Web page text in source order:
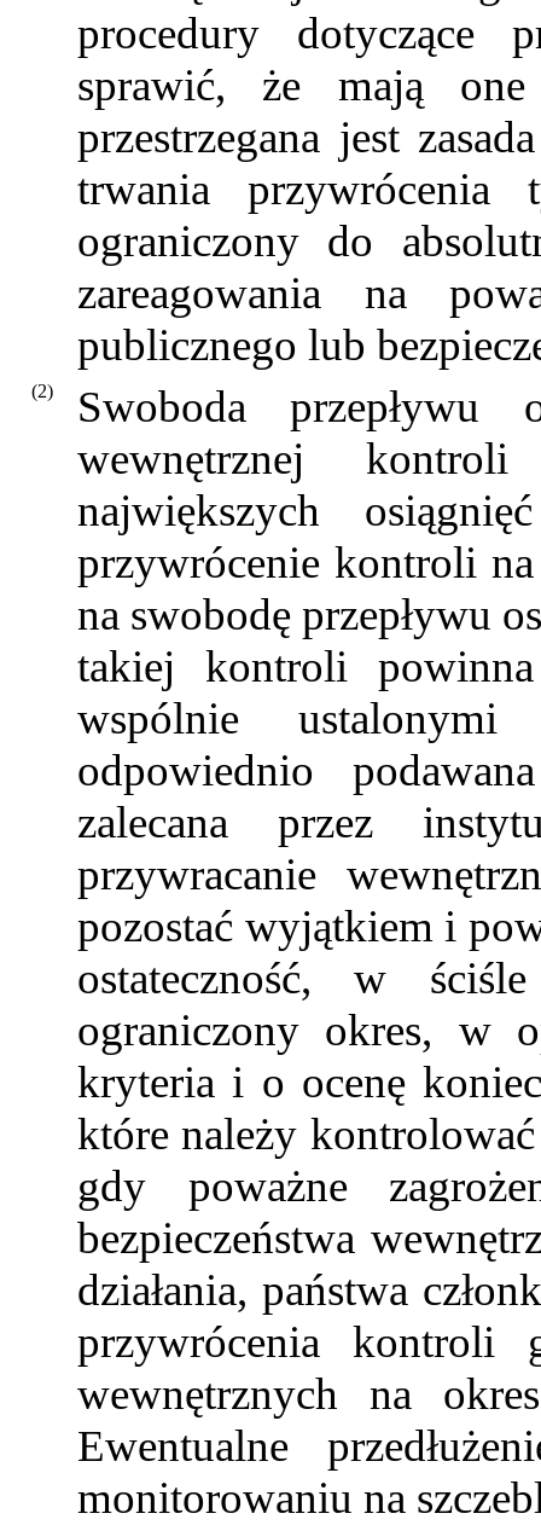
procedury dotyczące
sprawić, że mają
przestrzegana jest
trwania przywrócenia
ograniczony do
zareagowania na
publicznego lub
(2)
Swoboda
wewnętrznej
największych
przywrócenie kontroli
na swobodę przepływu
takiej kontroli
wspólnie
odpowiednio
zalecana przez
przywracanie
pozostać wyjątkiem i
ostateczność, w
ograniczony okres, w
kryteria i o ocenę
które należy
gdy poważne
bezpieczeństwa
działania, państwa
przywrócenia kontroli
wewnętrznych na
Ewentualne
monitorowaniu na